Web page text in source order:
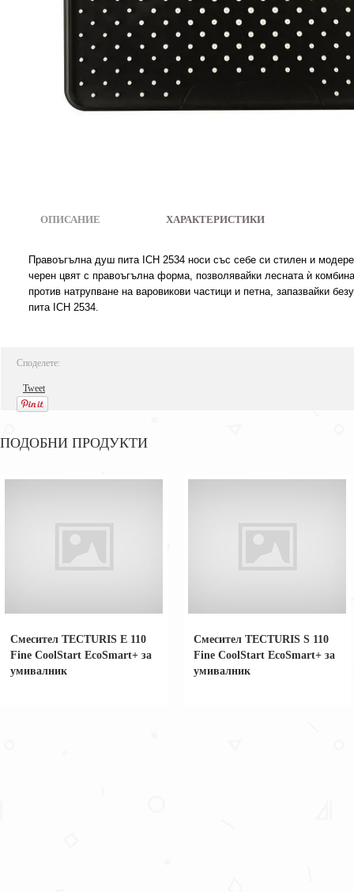
ОПИСАНИЕ ХАРАКТЕРИСТИКИ
Правоъгълна душ пита ICH 2534 носи със себе си стилен и
черен цвят с правоъгълна форма, позволявайки лесната ѝ
против натрупване на варовикови частици и петна, запазвайки
пита ICH 2534.
Споделете:
Tweet
ПОДОБНИ ПРОДУКТИ
Смесител TECTURIS Е 110
Fine CoolStart EcoSmart+ за
умивалник
Смесител TECTURIS S 110
Fine CoolStart EcoSmart+ за
умивалник